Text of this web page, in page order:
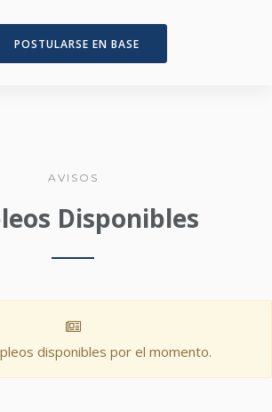
POSTULARSE EN BASE
AVISOS
Disponibles
disponibles por el momento.